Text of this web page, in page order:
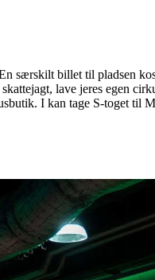
særskilt billet til pladsen
lave jeres egen
I kan tage S-toget til